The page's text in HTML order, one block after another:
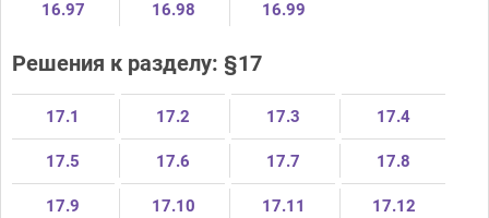
16.97 16.98 16.99
Решения к разделу: §17
17.1 17.2 17.3 17.4
17.5 17.6 17.7 17.8
17.9 17.10 17.11 17.12